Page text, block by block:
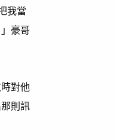
我當
豪哥
對他
則訊